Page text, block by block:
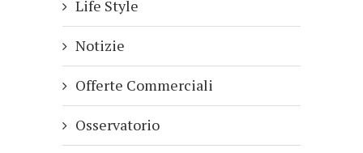
Life Style
Notizie
Offerte Commerciali
Osservatorio